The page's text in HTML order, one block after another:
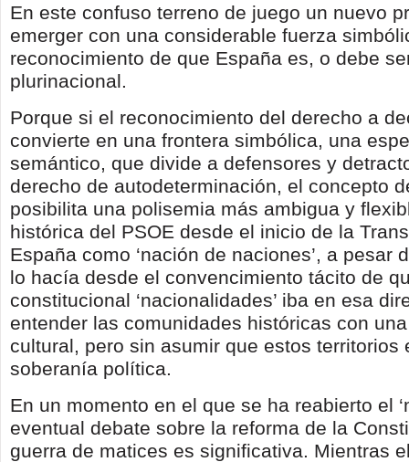
En este confuso terreno de juego un nuevo
emerger con una considerable fuerza
reconocimiento de que España es, o debe
plurinacional.
Porque si el reconocimiento del derecho a
convierte en una frontera simbólica, una
semántico, que divide a defensores y
derecho de autodeterminación, el concepto
posibilita una polisemia más ambigua y
histórica del PSOE desde el inicio de la
España como ‘nación de naciones’, a pesar
lo hacía desde el convencimiento tácito de
constitucional ‘nacionalidades’ iba en esa
entender las comunidades históricas con
cultural, pero sin asumir que estos territorios
soberanía política.
En un momento en el que se ha reabierto el
eventual debate sobre la reforma de la
guerra de matices es significativa. Mientras